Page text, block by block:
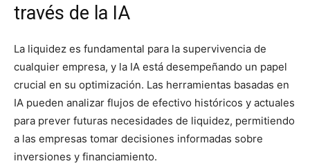
través de la IA
La liquidez es fundamental para la supervivencia de
cualquier empresa, y la IA está desempeñando un papel
crucial en su optimización. Las herramientas basadas en
IA pueden analizar flujos de efectivo históricos y actuales
para prever futuras necesidades de liquidez, permitiendo
a las empresas tomar decisiones informadas sobre
inversiones y financiamiento.